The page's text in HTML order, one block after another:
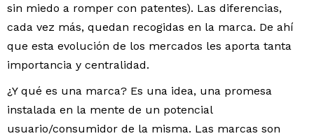
sin miedo a romper con patentes). Las diferencias,
cada vez más, quedan recogidas en la marca. De ahí
que esta evolución de los mercados les aporta tanta
importancia y centralidad.
¿Y qué es una marca? Es una idea, una promesa
instalada en la mente de un potencial
usuario/consumidor de la misma. Las marcas son